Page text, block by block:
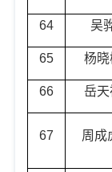
64 吴
65 杨晓
66 岳天
67 周成